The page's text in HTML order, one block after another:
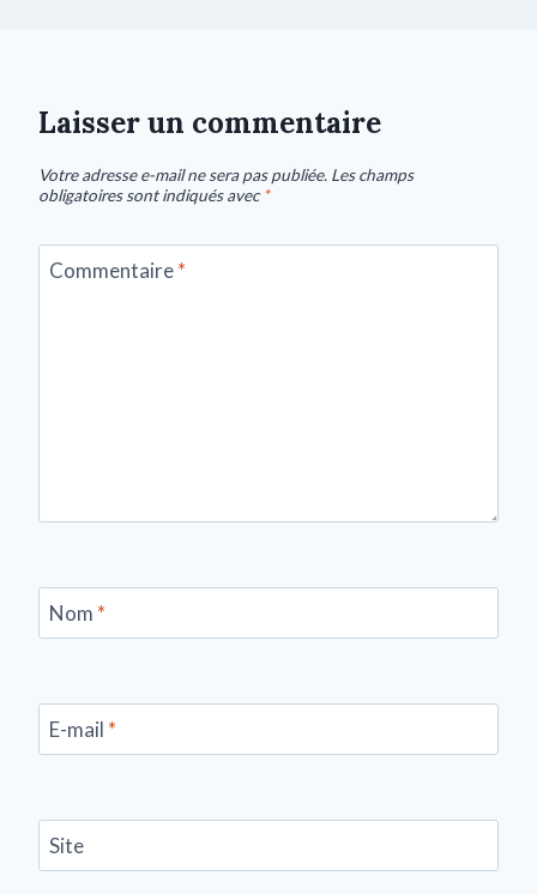
Laisser un commentaire
Votre adresse e-mail ne sera pas publiée. Les champs
obligatoires sont indiqués avec*
Commentaire*
Nom *
E-mail *
Site